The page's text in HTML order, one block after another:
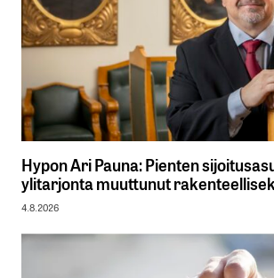
Hypon Ari Pauna: Pienten
ylitarjonta muuttunut
4.8.2026